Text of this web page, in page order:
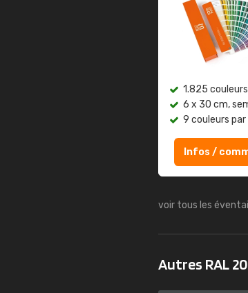
1.825
6 x 30 cm,
9 couleurs par
Infos /
voir tous les
Autres RAL